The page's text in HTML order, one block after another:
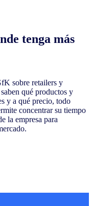
tenga más
sobre retailers y
qué productos y
y a qué precio, todo
concentrar su tiempo
la empresa para